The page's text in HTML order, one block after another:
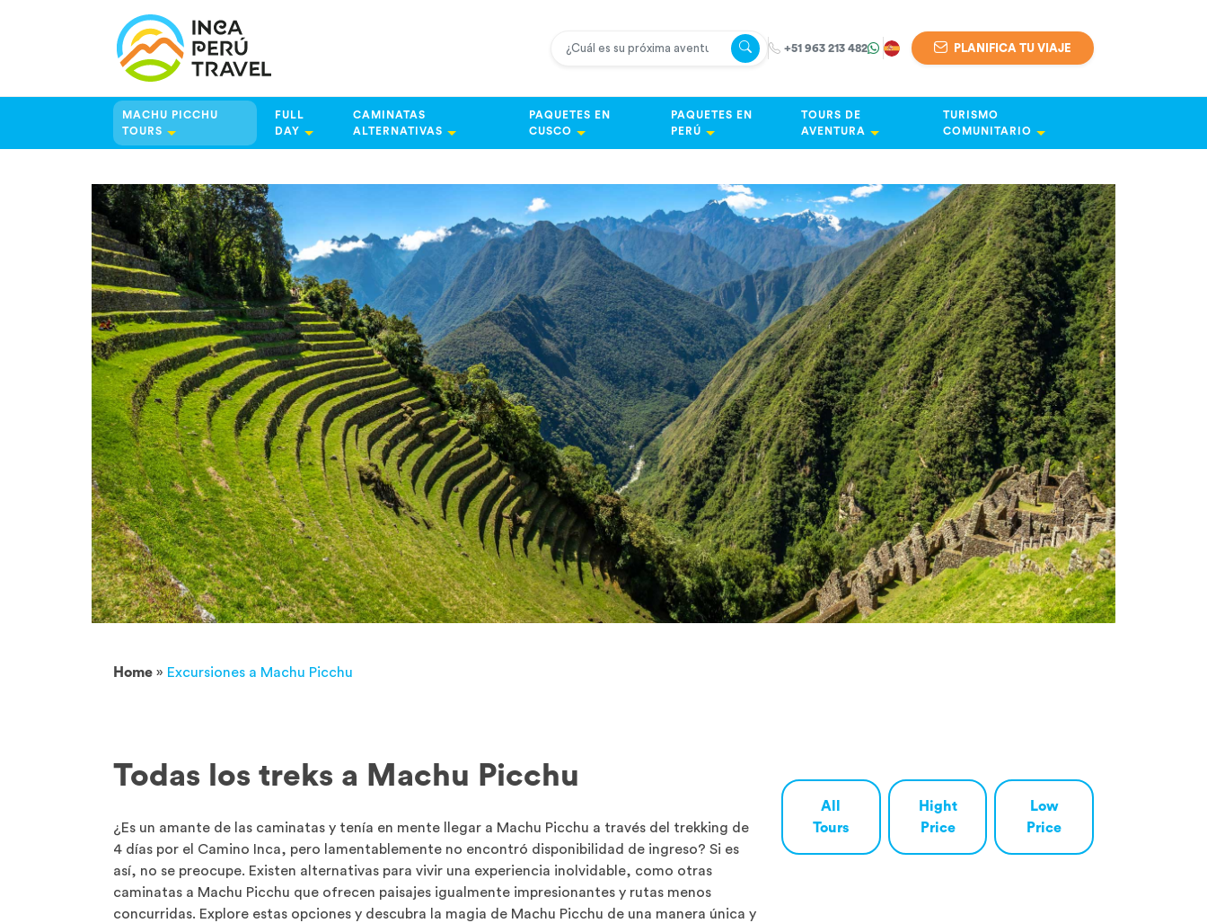
+51 963 213 482 PLANIFICA TU VIAJE
MACHU PICCHU
TOURS
FULL
DAY
CAMINATAS
ALTERNATIVAS
PAQUETES EN
CUSCO
PAQUETES EN
PERÚ
TOURS DE
AVENTURA
TURISMO
COMUNITARIO
Home » Excursiones a Machu Picchu
Todas los treks a Machu Picchu
¿Es un amante de las caminatas y tenía en mente llegar a Machu Picchu a través del trekking de
4 días por el Camino Inca, pero lamentablemente no encontró disponibilidad de ingreso? Si es
así, no se preocupe. Existen alternativas para vivir una experiencia inolvidable, como otras
caminatas a Machu Picchu que ofrecen paisajes igualmente impresionantes y rutas menos
concurridas. Explore estas opciones y descubra la magia de Machu Picchu de una manera única y
All
Tours
Hight
Price
Low
Price